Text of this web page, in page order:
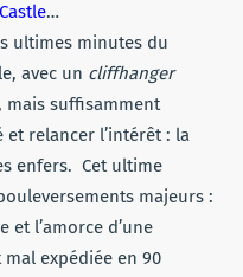
Castle…
ultimes minutes du
avec un cliffhanger
mais suffisamment
relancer l’intérêt : la
enfers. Cet ultime
majeurs :
et l’amorce d’une
expédiée en 90